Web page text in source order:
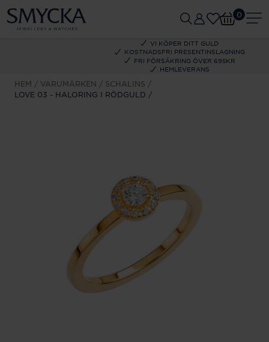
VI KÖPER DITT GULD
KOSTNADSFRI PRESENTINSLAGNING
FRI FÖRSÄKRING ÖVER 695KR
HEMLEVERANS
0
HEM VARUMÄRKEN
SCHALINS
LOVE 03 - HALORING I RÖDGULD